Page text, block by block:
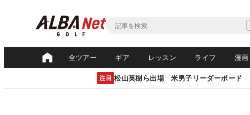
全ツアー ギア レッスン ライフ 漫画
注目 松山英樹ら出場 米男子リーダーボード